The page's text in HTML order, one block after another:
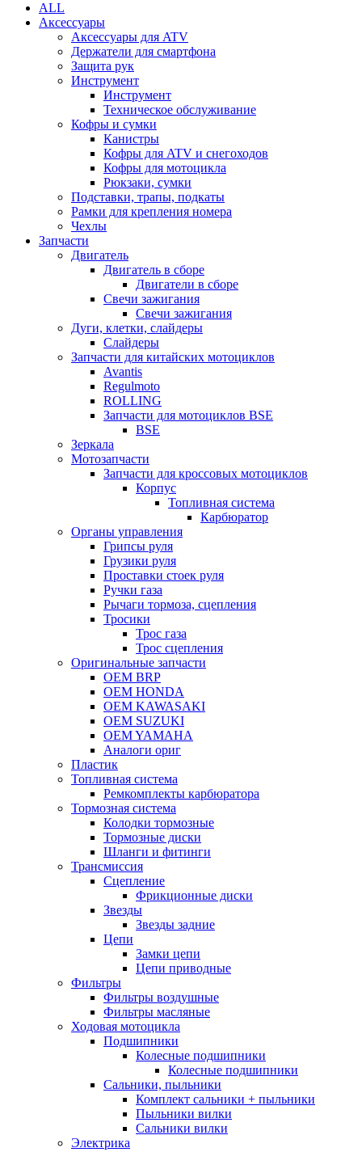
ALL
Аксессуары
Аксессуары для ATV
Держатели для смартфона
Защита рук
Инструмент
Инструмент
Техническое обслуживание
Кофры и сумки
Канистры
Кофры для ATV и снегоходов
Кофры для мотоцикла
Рюкзаки, сумки
Подставки, трапы, подкаты
Рамки для крепления номера
Чехлы
Запчасти
Двигатель
Двигатель в сборе
Двигатели в сборе
Свечи зажигания
Свечи зажигания
Дуги, клетки, слайдеры
Слайдеры
Запчасти для китайских мотоциклов
Avantis
Regulmoto
ROLLING
Запчасти для мотоциклов BSE
BSE
Зеркала
Мотозапчасти
Запчасти для кроссовых мотоциклов
Корпус
Топливная система
Карбюратор
Органы управления
Грипсы руля
Грузики руля
Проставки стоек руля
Ручки газа
Рычаги тормоза, сцепления
Тросики
Трос газа
Трос сцепления
Оригинальные запчасти
OEM BRP
OEM HONDA
OEM KAWASAKI
OEM SUZUKI
OEM YAMAHA
Аналоги ориг
Пластик
Топливная система
Ремкомплекты карбюратора
Тормозная система
Колодки тормозные
Тормозные диски
Шланги и фитинги
Трансмиссия
Cцепление
Фрикционные диски
Звезды
Звезды задние
Цепи
Замки цепи
Цепи приводные
Фильтры
Фильтры воздушные
Фильтры масляные
Ходовая мотоцикла
Подшипники
Колесные подшипники
Колесные подшипники
Сальники, пыльники
Комплект сальники + пыльники
Пыльники вилки
Сальники вилки
Электрика